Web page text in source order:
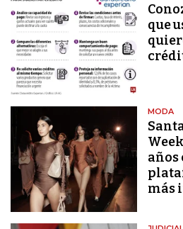
que
MODA
años
más